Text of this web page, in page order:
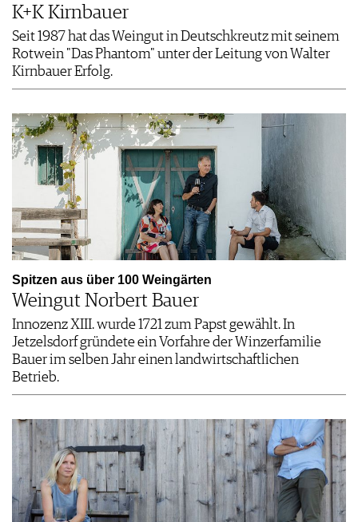
K+K Kirnbauer
Seit 1987 hat das Weingut in Deutschkreutz mit seinem
Rotwein "Das Phantom" unter der Leitung von Walter
Kirnbauer Erfolg.
Spitzen aus über 100 Weingärten
Weingut Norbert Bauer
Innozenz XIII. wurde 1721 zum Papst gewählt. In
Jetzelsdorf gründete ein Vorfahre der Winzerfamilie
Bauer im selben Jahr einen landwirtschaftlichen
Betrieb.